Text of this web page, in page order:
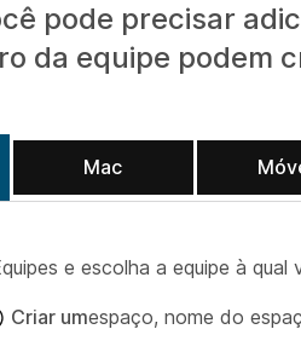
pode precisar
da equipe podem
Mac
e escolha a equipe à
Criar umespaço, nome do